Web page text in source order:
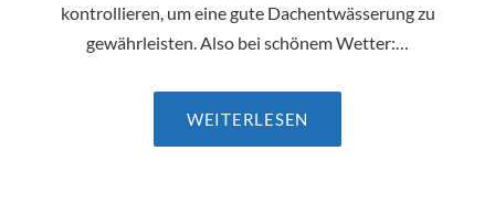
kontrollieren, um eine gute Dachentwässerung zu
gewährleisten. Also bei schönem Wetter:…
WEITERLESEN